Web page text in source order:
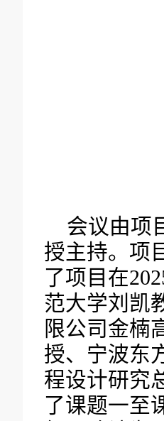
会议由项
授主持。项
了项目在
范大学刘凯
限公司金楠
授、宁波东
程设计研究
了课题一至